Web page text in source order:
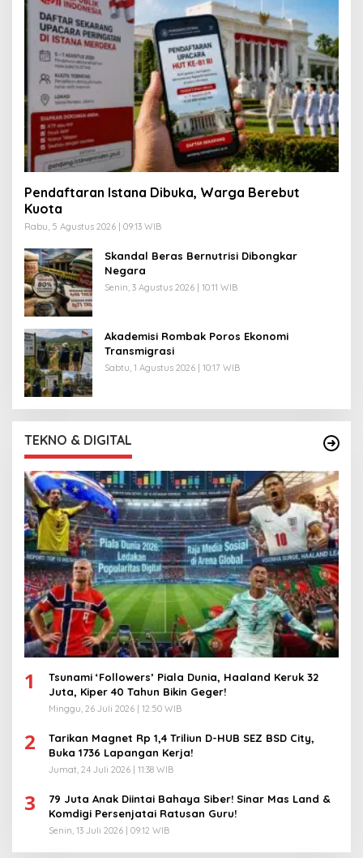
Pendaftaran Istana Dibuka, Warga Berebut
Kuota
Rabu, 5 Agustus 2026 | 09:13 WIB
Skandal Beras Bernutrisi Dibongkar
Negara
Senin, 3 Agustus 2026 | 10:11 WIB
Akademisi Rombak Poros Ekonomi
Transmigrasi
Sabtu, 1 Agustus 2026 | 10:17 WIB
TEKNO & DIGITAL
1
Tsunami ‘Followers’ Piala Dunia, Haaland Keruk 32
Juta, Kiper 40 Tahun Bikin Geger!
Minggu, 26 Juli 2026 | 12:50 WIB
2
Tarikan Magnet Rp 1,4 Triliun D-HUB SEZ BSD City,
Buka 1736 Lapangan Kerja!
Jumat, 24 Juli 2026 | 11:38 WIB
3
79 Juta Anak Diintai Bahaya Siber! Sinar Mas Land &
Komdigi Persenjatai Ratusan Guru!
Senin, 13 Juli 2026 | 09:12 WIB